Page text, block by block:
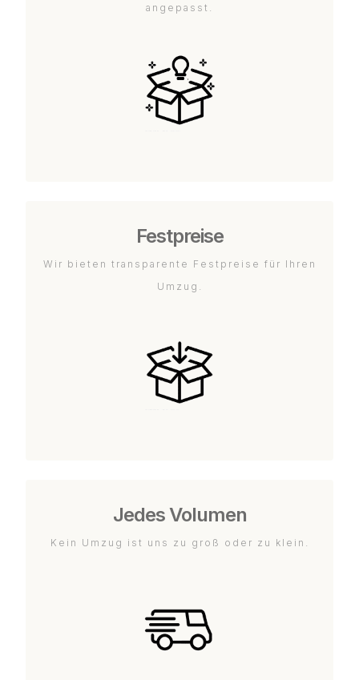
angepasst.
Festpreise
Wir bieten transparente Festpreise für Ihren
Umzug.
Jedes Volumen
Kein Umzug ist uns zu groß oder zu klein.